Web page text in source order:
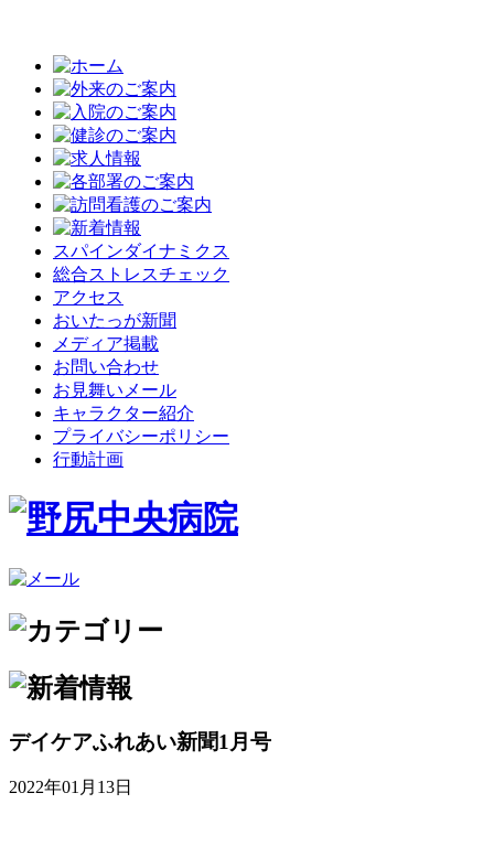
スパインダイナミクス
総合ストレスチェック
アクセス
おいたっが新聞
メディア掲載
お問い合わせ
お見舞いメール
キャラクター紹介
プライバシーポリシー
行動計画
デイケアふれあい新聞1月号
2022年01月13日